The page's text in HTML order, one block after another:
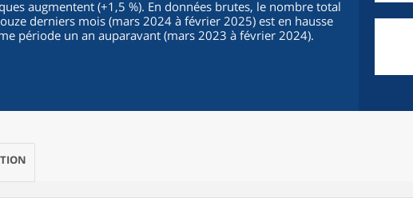
augmentent (+1,5 %). En données brutes, le nombre total
derniers mois (mars 2024 à février 2025) est en hausse
période un an auparavant (mars 2023 à février 2024).